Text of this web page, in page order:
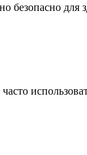
безопасно для